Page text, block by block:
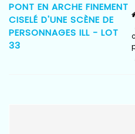
PONT EN ARCHE FINEMENT
CISELÉ D'UNE SCÈNE DE
PERSONNAGES ILL - LOT
33